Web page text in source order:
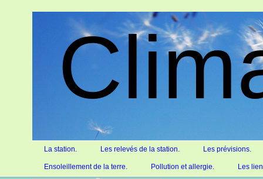
La station. Les relevés de la station. Les prévisions.
Ensoleillement de la terre. Pollution et allergie. Les